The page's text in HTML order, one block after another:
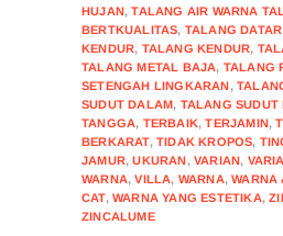
HUJAN,TALANG AIR WARNA
BERTKUALITAS, TALANG DATAR
KENDUR, TALANG KENDUR,
TALANG METAL BAJA, TALANG
SETENGAH LINGKARAN,
SUDUT DALAM, TALANG SUDUT
TANGGA, TERBAIK,TERJAMIN,
BERKARAT,TIDAK KROPOS,
JAMUR,UKURAN,VARIAN,
WARNA,VILLA, WARNA,WARNA
CAT,WARNA YANG ESTETIKA,
ZINCALUME